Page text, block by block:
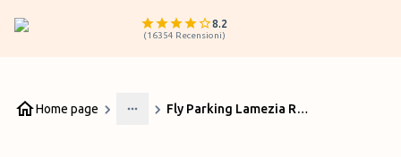
8.2
(16354 Recensioni)
Home page
More
Fly Parking Lamezia Recensioni